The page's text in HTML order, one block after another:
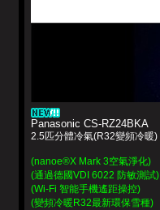
Panasonic CS-RZ24BKA
2.5匹分體冷氣(R32變頻冷暖)
(nanoe®X Mark 3空氣淨化)
(通過德國VDI 6022 防敏測試)
(Wi-Fi 智能手機遙距操控)
(變頻冷暖R32最新環保雪種)